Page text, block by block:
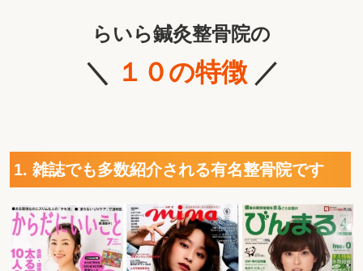
らいら鍼灸整骨院の
＼ １０の特徴／
1. 雑誌でも多数紹介される有名整骨院です